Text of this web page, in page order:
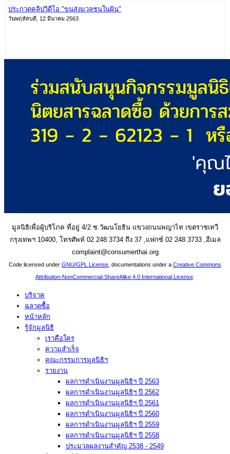
ประกวดคลิปวิดีโอ "ขนส่งมวลชนในฝัน"
วันพฤหัสบดี, 12 มีนาคม 2563
มูลนิธิเพื่อผู้บริโภค ที่อยู่ 4/2 ซ.วัฒนโยธิน แขวงถนนพญาไท เขตราชเทวี
กรุงเทพฯ 10400, โทรศัพท์ 02 248 3734 ถึง 37 ,แฟกซ์ 02 248 3733 ,อีเมล
complaint@consumerthai.org
Code licensed under GNU/GPL License , documentations under a Creative Commons
Attribution-NonCommercial-ShareAlike 4.0 International License
บริจาค
ฉลาดซื้อ
หน้าหลัก
รู้จักมูลนิธิ
เราคือใคร
ความสำเร็จ
คณะกรรมการมูลนิธิฯ
รายงาน
ผลการดำเนินงานมูลนิธิฯ ปี 2563
ผลการดำเนินงานมูลนิธิฯ ปี 2562
ผลการดำเนินงานมูลนิธิฯ ปี 2561
ผลการดำเนินงานมูลนิธิฯ ปี 2560
ผลการดำเนินงานมูลนิธิฯ ปี 2559
ผลการดำเนินงานมูลนิธิฯ ปี 2558
ประมวลผลงานสำคัญ 2538 - 2549